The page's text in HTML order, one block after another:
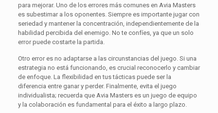
para mejorar. Uno de los errores más comunes en Avia Masters
es subestimar a los oponentes. Siempre es importante jugar con
seriedad y mantener la concentración, independientemente de la
habilidad percibida del enemigo. No te confíes, ya que un solo
error puede costarte la partida.
Otro error es no adaptarse a las circunstancias del juego. Si una
estrategia no está funcionando, es crucial reconocerlo y cambiar
de enfoque. La flexibilidad en tus tácticas puede ser la
diferencia entre ganar y perder. Finalmente, evita el juego
individualista; recuerda que Avia Masters es un juego de equipo
y la colaboración es fundamental para el éxito a largo plazo.